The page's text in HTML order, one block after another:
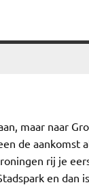
maar naar
de aankomst
rij je
en dan